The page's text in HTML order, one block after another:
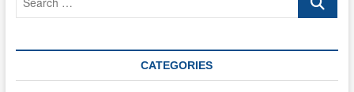
CATEGORIES